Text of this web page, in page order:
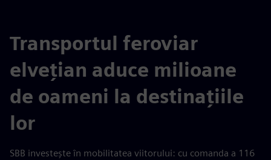
Transportul feroviar
elvețian aduce milioane
de oameni la destinațiile
lor
SBB investește în mobilitatea viitorului: cu comanda a 116